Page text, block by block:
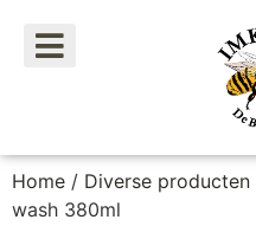
Home / Diverse producten
wash 380ml